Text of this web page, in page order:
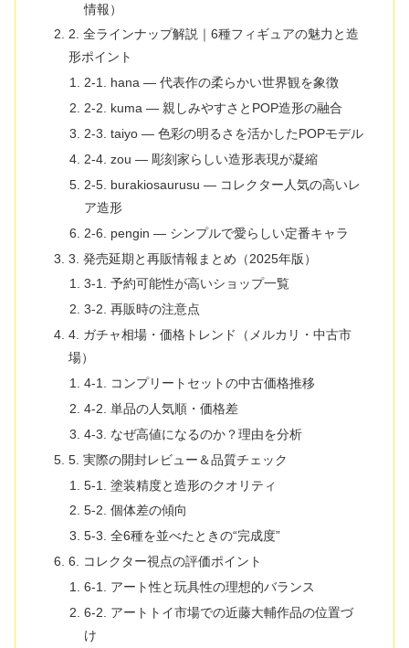
情報）
2. 全ラインナップ解説｜6種フィギュアの魅力と造
形ポイント
2-1. hana — 代表作の柔らかい世界観を象徴
2-2. kuma — 親しみやすさとPOP造形の融合
2-3. taiyo — 色彩の明るさを活かしたPOPモデル
2-4. zou — 彫刻家らしい造形表現が凝縮
2-5. burakiosaurusu — コレクター人気の高いレ
ア造形
2-6. pengin — シンプルで愛らしい定番キャラ
3. 発売延期と再販情報まとめ（2025年版）
3-1. 予約可能性が高いショップ一覧
3-2. 再販時の注意点
4. ガチャ相場・価格トレンド（メルカリ・中古市
場）
4-1. コンプリートセットの中古価格推移
4-2. 単品の人気順・価格差
4-3. なぜ高値になるのか？理由を分析
5. 実際の開封レビュー＆品質チェック
5-1. 塗装精度と造形のクオリティ
5-2. 個体差の傾向
5-3. 全6種を並べたときの“完成度”
6. コレクター視点の評価ポイント
6-1. アート性と玩具性の理想的バランス
6-2. アートトイ市場での近藤大輔作品の位置づ
け